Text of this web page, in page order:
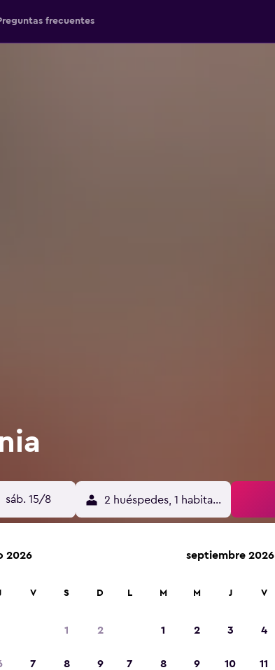
frecuentes
sáb. 15/8 2 huéspedes, 1 habitación
2026
V S D
1 2
7 8 9
septiembre 2026
L M M J V
1 2 3 4
7 8 9 10 11